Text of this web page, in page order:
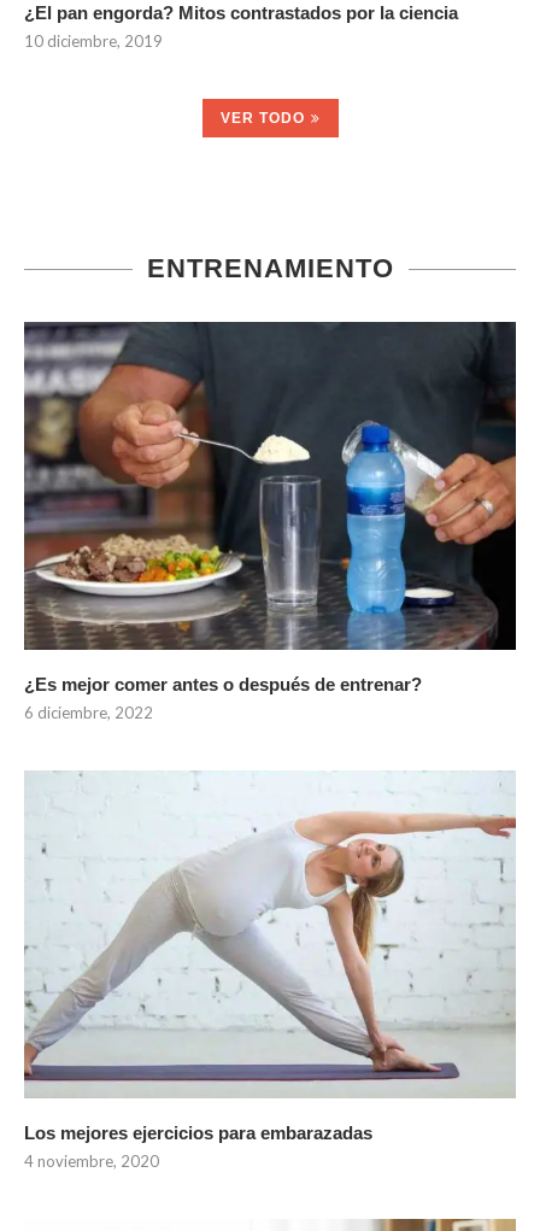
¿El pan engorda? Mitos contrastados por la ciencia
10 diciembre, 2019
VER TODO
ENTRENAMIENTO
¿Es mejor comer antes o después de entrenar?
6 diciembre, 2022
Los mejores ejercicios para embarazadas
4 noviembre, 2020